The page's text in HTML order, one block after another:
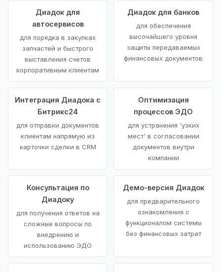
Диадок для
автосервисов
для порядка в закупках
запчастей и быстрого
выставления счетов
корпоративным клиентам
Диадок для банков
для обеспечения
высочайшего уровня
защиты передаваемых
финансовых документов
Интеграция Диадока с
Битрикс24
для отправки документов
клиентам напрямую из
карточки сделки в CRM
Оптимизация
процессов ЭДО
для устранения 'узких
мест' в согласовании
документов внутри
компании
Консультация по
Диадоку
для получения ответов на
сложные вопросы по
внедрению и
использованию ЭДО
Демо-версия Диадок
для предварительного
ознакомления с
функционалом системы
без финансовых затрат